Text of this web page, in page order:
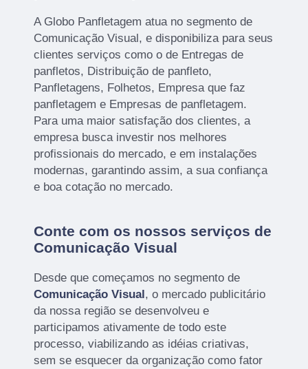
A Globo Panfletagem atua no segmento de
Comunicação Visual, e disponibiliza para seus
clientes serviços como o de Entregas de
panfletos, Distribuição de panfleto,
Panfletagens, Folhetos, Empresa que faz
panfletagem e Empresas de panfletagem.
Para uma maior satisfação dos clientes, a
empresa busca investir nos melhores
profissionais do mercado, e em instalações
modernas, garantindo assim, a sua confiança
e boa cotação no mercado.
Conte com os nossos serviços de
Comunicação Visual
Desde que começamos no segmento de
Comunicação Visual, o mercado publicitário
da nossa região se desenvolveu e
participamos ativamente de todo este
processo, viabilizando as idéias criativas,
sem se esquecer da organização como fator